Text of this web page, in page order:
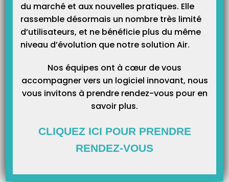
du marché et aux nouvelles pratiques. Elle
rassemble désormais un nombre très limité
d’utilisateurs, et ne bénéficie plus du même
niveau d’évolution que notre solution Air.
Nos équipes ont à cœur de vous
accompagner vers un logiciel innovant, nous
vous invitons à prendre rendez-vous pour en
savoir plus.
CLIQUEZ ICI POUR PRENDRE
RENDEZ-VOUS